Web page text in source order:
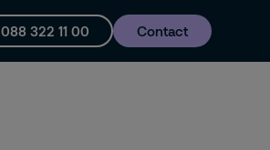
088 322 11 00 Contact
Vacatures